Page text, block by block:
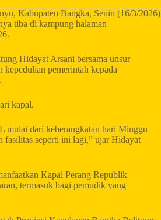
Kabupaten Bangka, Senin (16/3/2026)
tiba di kampung halaman
Hidayat Arsani bersama unsur
pemerintah kepada
kapal.
mulai dari keberangkatan hari Minggu
fasilitas seperti ini lagi,” ujar Hidayat
Kapal Perang Republik
termasuk bagi pemudik yang